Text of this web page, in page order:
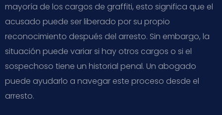
mayoría de los cargos de graffiti, esto significa que el
acusado puede ser liberado por su propio
reconocimiento después del arresto. Sin embargo, la
situación puede variar si hay otros cargos o si el
sospechoso tiene un historial penal. Un abogado
puede ayudarlo a navegar este proceso desde el
arresto.